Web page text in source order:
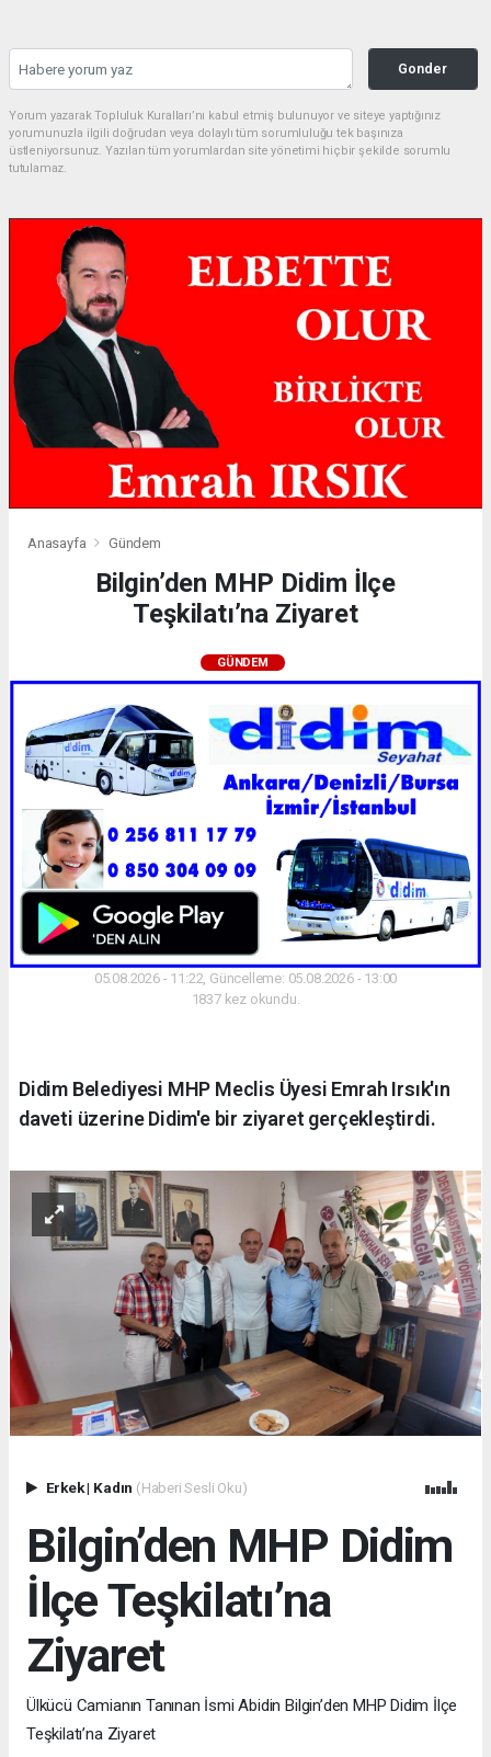
Gonder
Yorum yazarak Topluluk Kuralları’nı kabul etmiş bulunuyor ve siteye yaptığınız
yorumunuzla ilgili doğrudan veya dolaylı tüm sorumluluğu tek başınıza
üstleniyorsunuz. Yazılan tüm yorumlardan site yönetimi hiçbir şekilde sorumlu
tutulamaz.
Anasayfa Gündem
Bilgin’den MHP Didim İlçe
Teşkilatı’na Ziyaret
GÜNDEM
05.08.2026 - 11:22, Güncelleme: 05.08.2026 - 13:00
1837 kez okundu.
Didim Belediyesi MHP Meclis Üyesi Emrah Irsık'ın
daveti üzerine Didim'e bir ziyaret gerçekleştirdi.
Erkek| Kadın (Haberi Sesli Oku)
Bilgin’den MHP Didim
İlçe Teşkilatı’na
Ziyaret
Ülkücü Camianın Tanınan İsmi Abidin Bilgin’den MHP Didim İlçe
Teşkilatı’na Ziyaret